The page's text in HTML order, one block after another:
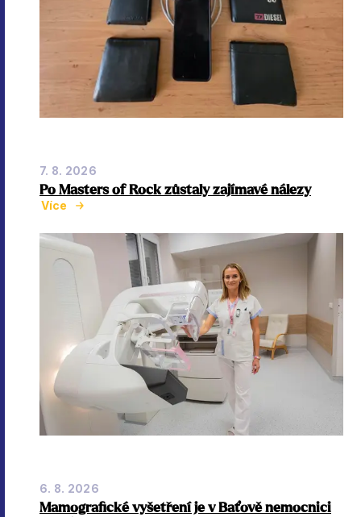
7. 8. 2026
Po Masters of Rock zůstaly zajímavé nálezy
Více
6. 8. 2026
Mamografické vyšetření je v Baťově nemocnici